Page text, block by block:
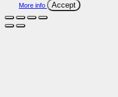
More info
Accept